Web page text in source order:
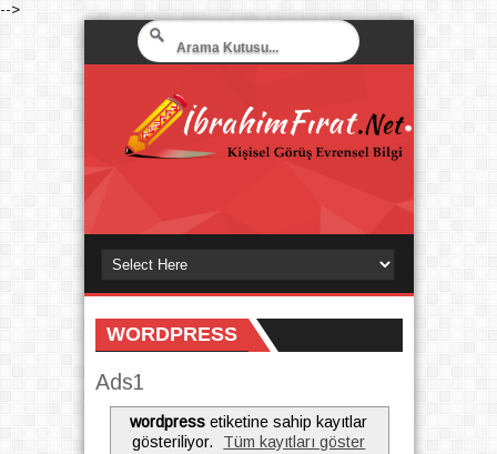
-->
WORDPRESS
Ads1
wordpressetiketine sahip kayıtlar
gösteriliyor.
Tüm kayıtları göster